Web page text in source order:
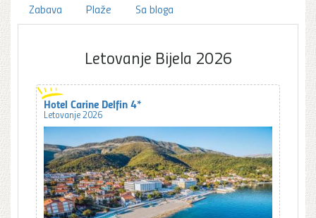
Zabava
Plaže Sa bloga
Letovanje Bijela 2026
Hotel Carine Delfin 4*
Letovanje 2026